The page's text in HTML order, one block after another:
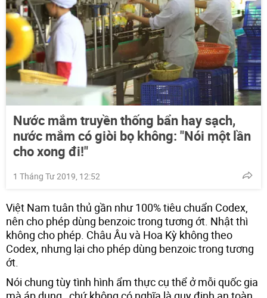
Nước mắm truyền thống bẩn hay sạch,
nước mắm có giòi bọ không: "Nói một lần
cho xong đi!"
1 Tháng Tư 2019, 12:52
Việt Nam tuân thủ gần như 100% tiêu chuẩn Codex,
nên cho phép dùng benzoic trong tương ớt. Nhật thì
không cho phép. Châu Âu và Hoa Kỳ không theo
Codex, nhưng lại cho phép dùng benzoic trong tương
ớt.
Nói chung tùy tình hình ẩm thực cụ thể ở mỗi quốc gia